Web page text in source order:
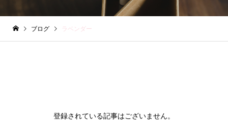
ブログ ラベンダー
登録されている記事はございません。